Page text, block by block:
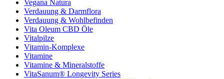
Vegana Natura
Verdauung & Darmflora
Verdauung & Wohlbefinden
Vita Oleum CBD Öle
Vitalpilze
Vitamin-Komplexe
Vitamine
Vitamine & Mineralstoffe
VitaSanum® Longevity Series